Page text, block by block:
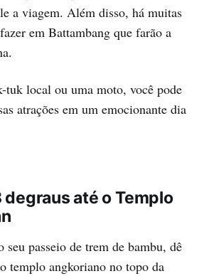
a viagem. Além disso, há muitas
em Battambang que farão a
tuk local ou uma moto, você pode
atrações em um emocionante dia
degraus até o Templo
seu passeio de trem de bambu, dê
templo angkoriano no topo da